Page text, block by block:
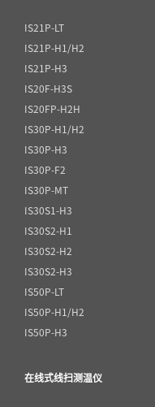
IS21P-LT
IS21P-H1/H2
IS21P-H3
IS20F-H3S
IS20FP-H2H
IS30P-H1/H2
IS30P-H3
IS30P-F2
IS30P-MT
IS30S1-H3
IS30S2-H1
IS30S2-H2
IS30S2-H3
IS50P-LT
IS50P-H1/H2
IS50P-H3
在线式线扫测温仪